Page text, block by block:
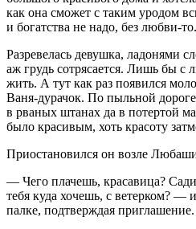
как она сможет с таким уродом
и богатства не надо, без любви-то.
Разревелась девушка, ладонями
аж грудь сотрясается. Лишь бы
жить. А тут как раз появился
Ваня-дурачок. По пыльной
в рваных штанах да в потертой
было красивым, хоть красоту
Приостановился он возле
— Чего плачешь, красавица?
тебя куда хочешь, с ветерком? —
палке, подтверждая приглашение.